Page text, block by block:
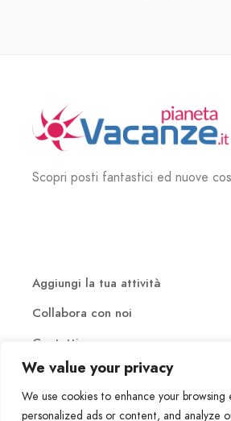
We value your privacy
We use cookies to enhance your browsing
personalized ads or content, and analyze
Scopri posti fantastici ed nuove
Aggiungi la tua attività
Collabora con noi
Contatti